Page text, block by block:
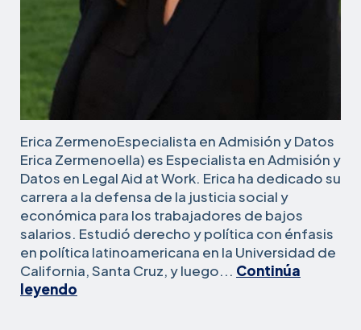
Erica ZermenoEspecialista en Admisión y Datos
Erica Zermenoella) es Especialista en Admisión y
Datos en Legal Aid at Work. Erica ha dedicado su
carrera a la defensa de la justicia social y
económica para los trabajadores de bajos
salarios. Estudió derecho y política con énfasis
en política latinoamericana en la Universidad de
California, Santa Cruz, y luego... Continúa
leyendo